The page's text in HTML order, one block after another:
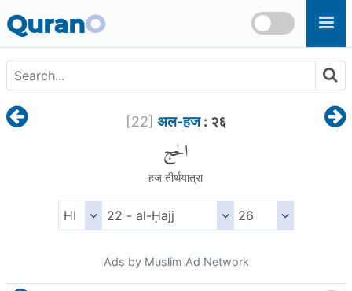
QuranO
[22] अल-हज: २६
الحج
हज तीर्थयात्रा
Ads by Muslim Ad Network